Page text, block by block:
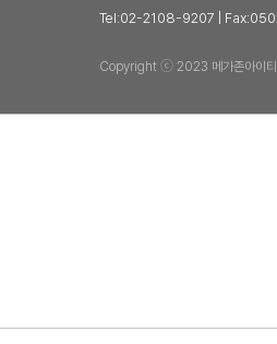
Tel:02-2108-9207 |
Copyright ⓒ 2023 메가존아이